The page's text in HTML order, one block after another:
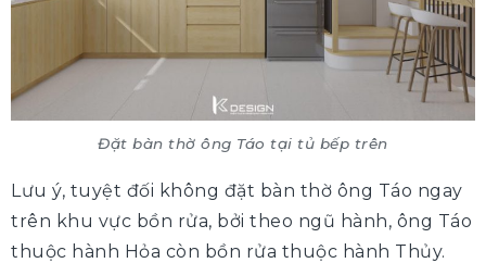
Đặt bàn thờ ông Táo tại tủ bếp trên
Lưu ý, tuyệt đối không đặt bàn thờ ông Táo ngay
trên khu vực bồn rửa, bởi theo ngũ hành, ông Táo
thuộc hành Hỏa còn bồn rửa thuộc hành Thủy.